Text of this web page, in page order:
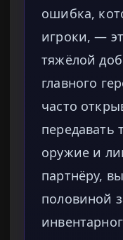
ошибка,
игроки, —
тяжёлой
главного
часто
передавать
оружие и
партнёру,
половиной